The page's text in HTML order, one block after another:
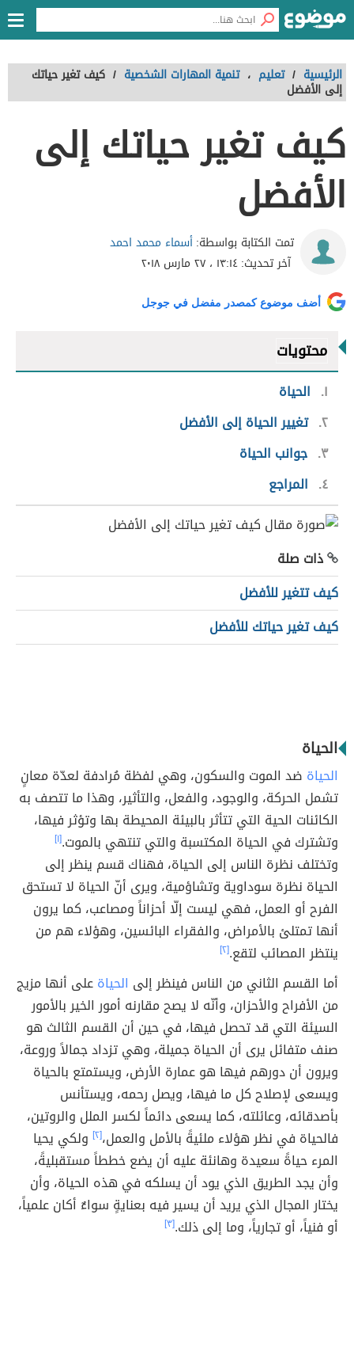
الرئيسية / تعليم ، تنمية المهارات الشخصية / كيف تغير حياتك
إلى الأفضل
كيف تغير حياتك إلى
الأفضل
تمت الكتابة بواسطة:أسماء محمد احمد
آخر تحديث:١٣:١٤ ، ٢٧ مارس ٢٠١٨
أضف موضوع كمصدر مفضل في جوجل
محتويات
١
الحياة
٢ تغيير الحياة إلى الأفضل
٣ جوانب الحياة
٤
المراجع
ذات صلة
كيف تتغير للأفضل
كيف تغير حياتك للأفضل
الحياة
الحياة ضد الموت والسكون، وهي لفظة مُرادفة لعدّة معانٍ
تشمل الحركة، والوجود، والفعل، والتأثير، وهذا ما تتصف به
الكائنات الحية التي تتأثر بالبيئة المحيطة بها وتؤثر فيها،
وتشترك في الحياة المكتسبة والتي تنتهي بالموت.[١]
وتختلف نظرة الناس إلى الحياة، فهناك قسم ينظر إلى
الحياة نظرة سوداوية وتشاؤمية، ويرى أنّ الحياة لا تستحق
الفرح أو العمل، فهي ليست إلّا أحزاناً ومصاعب، كما يرون
أنها تمتلئ بالأمراض، والفقراء البائسين، وهؤلاء هم من
ينتظر المصائب لتقع.[٢]
أما القسم الثاني من الناس فينظر إلى الحياةعلى أنها مزيج
من الأفراح والأحزان، وأنّه لا يصح مقارنه أمور الخير بالأمور
السيئة التي قد تحصل فيها، في حين أن القسم الثالث هو
صنف متفائل يرى أن الحياة جميلة، وهي تزداد جمالاً وروعة،
ويرون أن دورهم فيها هو عمارة الأرض، ويستمتع بالحياة
ويسعى لإصلاح كل ما فيها، ويصل رحمه، ويستأنس
بأصدقائه، وعائلته، كما يسعى دائماً لكسر الملل والروتين،
فالحياة في نظر هؤلاء ملئيةً بالأمل والعمل،[٢]
ولكي يحيا
المرء حياةً سعيدة وهانئة عليه أن يضع خططاً مستقبليةً،
وأن يجد الطريق الذي يود أن يسلكه في هذه الحياة، وأن
يختار المجال الذي يريد أن يسير فيه بعنايةٍ سواءٌ أكان علمياً،
أو فنياً، أو تجارياً، وما إلى ذلك.[٣]